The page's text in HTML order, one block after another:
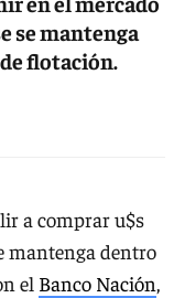
se mantenga
flotación.
a comprar u$s
mantenga dentro
el Banco Nación,